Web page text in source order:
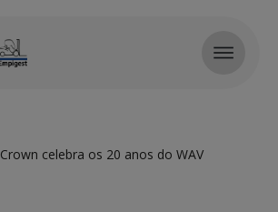
Crown celebra os 20 anos do WAV